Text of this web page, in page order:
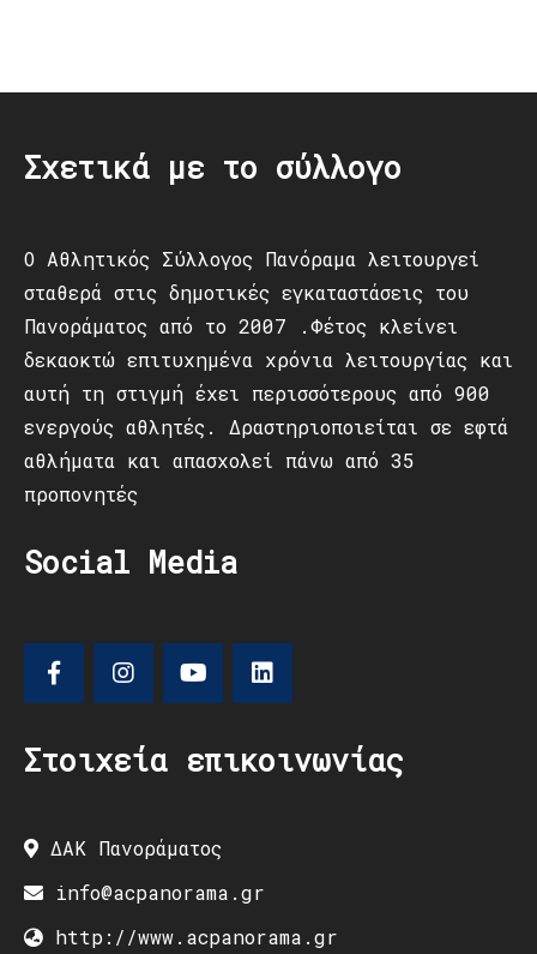
Σχετικά με το σύλλογο
Ο Αθλητικός Σύλλογος Πανόραμα λειτουργεί
σταθερά στις δημοτικές εγκαταστάσεις του
Πανοράματος από το 2007 .Φέτος κλείνει
δεκαοκτώ επιτυχημένα χρόνια λειτουργίας και
αυτή τη στιγμή έχει περισσότερους από 900
ενεργούς αθλητές. Δραστηριοποιείται σε εφτά
αθλήματα και απασχολεί πάνω από 35
προπονητές
Social Media
Στοιχεία επικοινωνίας
ΔΑΚ Πανοράματος
info@acpanorama.gr
http://www.acpanorama.gr